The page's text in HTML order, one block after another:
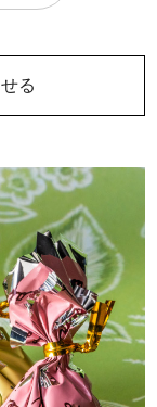
る